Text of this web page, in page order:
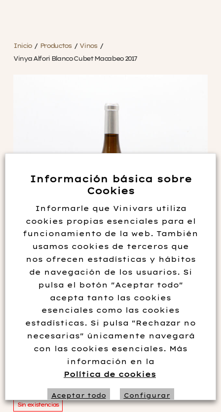
Inicio / Productos / Vinos /
Vinya Alfori Blanco Cubet Macabeo 2017
VINYA ALFORI BLANCO
CUBET MACABEO 2017
Sin existencias
Información básica sobre
Cookies
Informarle que Vinivars utiliza
cookies propias esenciales para el
funcionamiento de la web. También
usamos cookies de terceros que
nos ofrecen estadísticas y hábitos
de navegación de los usuarios. Si
pulsa el botón "Aceptar todo"
acepta tanto las cookies
esenciales como las cookies
estadísticas. Si pulsa "Rechazar no
necesarias" únicamente navegará
con las cookies esenciales. Más
información en la
Política de cookies
Aceptar todo Configurar